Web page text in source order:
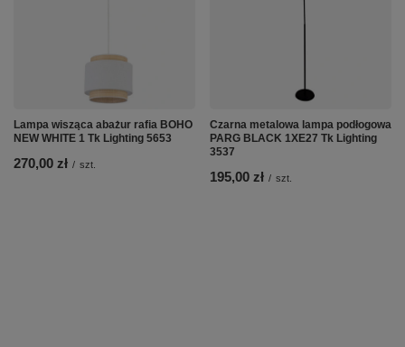
Lampa wisząca abażur rafia BOHO
NEW WHITE 1 Tk Lighting 5653
270,00 zł / szt.
Czarna metalowa lampa podłogowa
PARG BLACK 1XE27 Tk Lighting
3537
195,00 zł / szt.